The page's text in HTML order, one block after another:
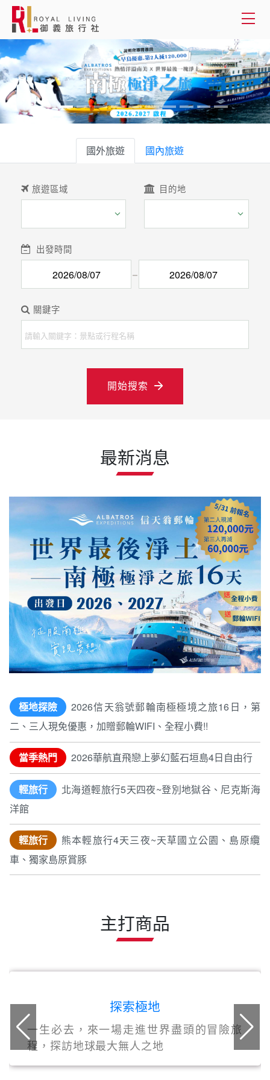
會員登入
國外旅遊
國內旅遊
客製服務
旅遊資訊
關於御義
國外旅遊 國內旅遊
旅遊區域 目的地
出發時間
關鍵字
開始搜索
最新消息
極地探險
2026信天翁號郵輪南極極境之旅16日，第
二、三人現免優惠，加贈郵輪WIFI、全程小費!!
當季熱門 2026華航直飛戀上夢幻藍石垣島4日自由行
輕旅行
北海道輕旅行5天四夜~登別地獄谷、尼克斯海
洋館
輕旅行
熊本輕旅行4天三夜~天草國立公園、島原纜
車、獨家島原賞豚
主打商品
探索極地
一生必去，來一場走進世界盡頭的冒險旅
程，探訪地球最大無人之地